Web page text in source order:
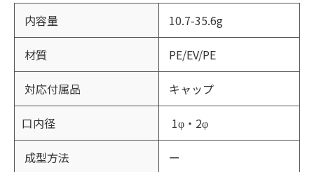
内容量 10.7-35.6g
材質 PE/EV/PE
対応付属品 キャップ
口内径 1φ・2φ
成型方法 ー